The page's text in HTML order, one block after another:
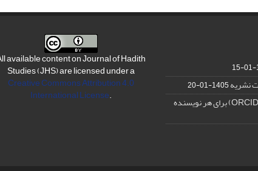
نشریه1405-01-20
available content on Journal of Hadith
Studies (JHS) are licensed under a
Creative Commons Attribution 4.0
International License.